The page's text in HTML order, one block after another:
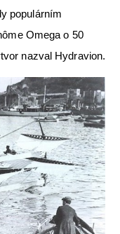
populárním
Omega o 50
nazval Hydravion.